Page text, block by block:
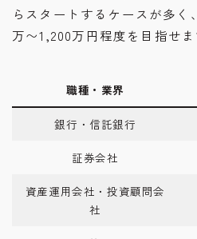
らスタートするケースが多く
万〜1,200万円程度を目指せま
職種・業界
銀行・信託銀行
証券会社
資産運用会社・投資顧問会
社